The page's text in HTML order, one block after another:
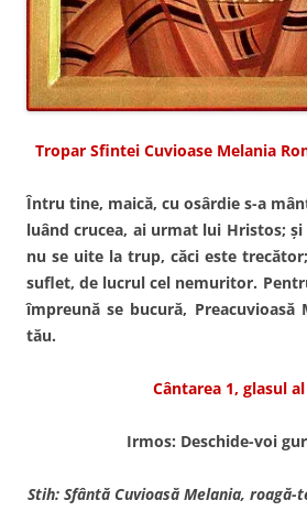
Tropar Sfintei Cuvioase Melania
Întru tine, maică, cu osârdie s-a
luând crucea, ai urmat lui Hristos;
nu se uite la trup, căci este
suflet, de lucrul cel nemuritor.
împreună se bucură, Preacuvioasă
tău.
Cântarea 1, glasul
Irmos: Deschide-voi
Stih: Sfântă Cuvioasă Melania, roagă-